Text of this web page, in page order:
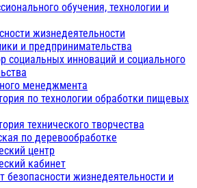
обучения, технологии и
жизнедеятельности
и предпринимательства
социальных инноваций и социального
менеджмента
по технологии обработки пищевых
технического творчества
по деревообработке
центр
кабинет
безопасности жизнедеятельности и